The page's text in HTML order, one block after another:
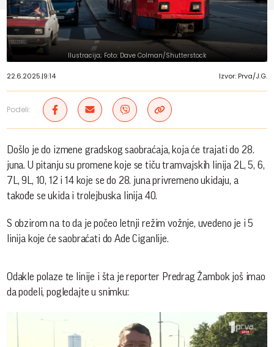
Ilustracija; Foto: Dave Colman/Shutterstock
22.6.2025.|9:14 Izvor: Prva/J.G.
Podeli:
Došlo je do izmene gradskog saobraćaja, koja će trajati do 28.
juna. U pitanju su promene koje se tiču tramvajskih linija 2L, 5, 6,
7L, 9L, 10, 12 i 14 koje se do 28. juna privremeno ukidaju, a
takođe se ukida i trolejbuska linija 40.
S obzirom na to da je počeo letnji režim vožnje, uvedeno je i 5
linija koje će saobraćati do Ade Ciganlije.
Odakle polaze te linije i šta je reporter Predrag Žambok još imao
da podeli, pogledajte u snimku: